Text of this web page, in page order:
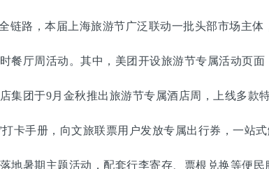
路，本届上海旅游节广泛联动一批头部市场主体
厅周活动。其中，美团开设旅游节专属活动页面
团于9月金秋推出旅游节专属酒店周，上线多款特
手册，向文旅联票用户发放专属出行券，一站式
暑期主题活动，配套行李寄存、票根兑换等便民